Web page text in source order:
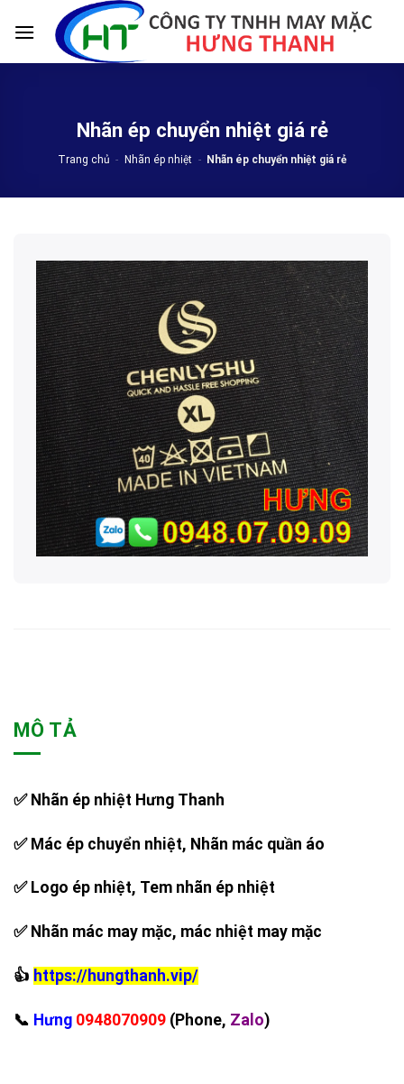
Nhãn ép chuyển nhiệt giá rẻ
Trang chủ - Nhãn ép nhiệt - Nhãn ép chuyển nhiệt giá rẻ
MÔ TẢ
✅ Nhãn ép nhiệt Hưng Thanh
✅ Mác ép chuyển nhiệt, Nhãn mác quần áo
✅ Logo ép nhiệt, Tem nhãn ép nhiệt
✅ Nhãn mác may mặc, mác nhiệt may mặc
👍 https://hungthanh.vip/
‪📞 Hưng 0948070909 (Phone, Zalo)